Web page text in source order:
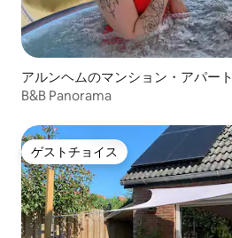
アルンヘムのマンション・アパート
B&B Panorama
ゲストチョイス
ゲストチョイス